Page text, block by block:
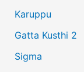
Karuppu
Gatta Kusthi 2
Sigma